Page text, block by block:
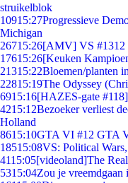
struikelblok
10915:27Progressieve
Michigan
26715:26[AMV] VS #1312
17615:26[Keuken
21315:22Bloemen/planten
22815:19The Odyssey
6915:16[HAZES-gate
4215:12Bezoeker verliest
Holland
8615:10GTA VI #12 GTA
18515:08VS: Political
4115:05[videoland]The
5315:04Zou je vreemdgaan